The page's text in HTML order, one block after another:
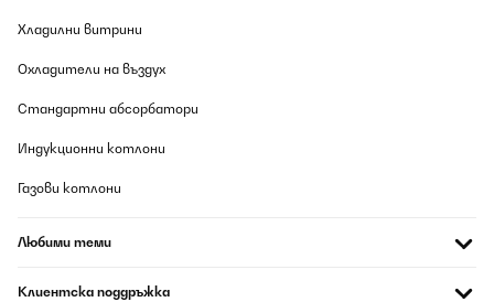
Хладилни витрини
Охладители на въздух
Стандартни абсорбатори
Индукционни котлони
Газови котлони
Любими теми
Клиентска поддръжка